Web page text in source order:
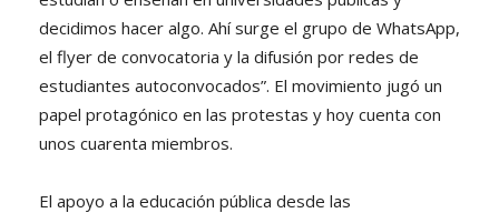
decidimos hacer algo. Ahí surge el grupo de WhatsApp,
el flyer de convocatoria y la difusión por redes de
estudiantes autoconvocados”. El movimiento jugó un
papel protagónico en las protestas y hoy cuenta con
unos cuarenta miembros.
El apoyo a la educación pública desde las